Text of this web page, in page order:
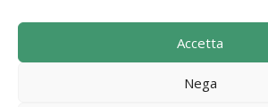
Accetta
Nega
Sito realizzato con i fondi del
Locale I Sentieri del Buon Vivere
Programma di Sviluppo Rurale per
2014-2020. Misura 19 - Sviluppo